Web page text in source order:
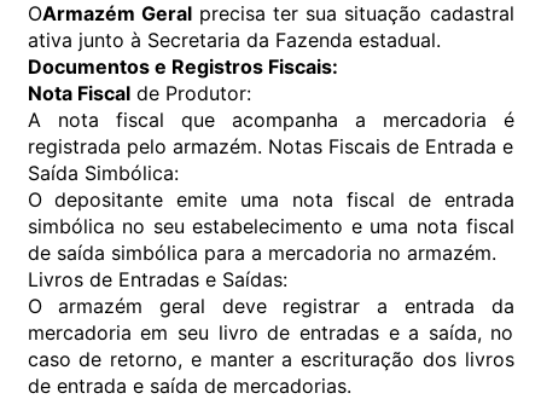
OArmazém Geralprecisa ter sua situação cadastral
ativa junto à Secretaria da Fazenda estadual.
Documentos e Registros Fiscais:
Nota Fiscalde Produtor:
A nota fiscal que acompanha a mercadoria é
registrada pelo armazém. Notas Fiscais de Entrada e
Saída Simbólica:
O depositante emite uma nota fiscal de entrada
simbólica no seu estabelecimento e uma nota fiscal
de saída simbólica para a mercadoria no armazém.
Livros de Entradas e Saídas:
O armazém geral deve registrar a entrada da
mercadoria em seu livro de entradas e a saída, no
caso de retorno, e manter a escrituração dos livros
de entrada e saída de mercadorias.